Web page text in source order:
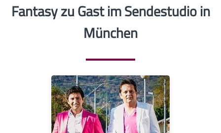
Fantasy zu Gast im Sendestudio in
München